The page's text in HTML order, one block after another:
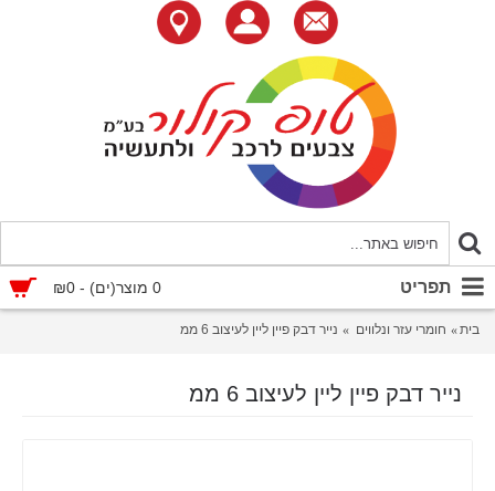
0 מוצר(ים) - ₪0 תפריט
בית חומרי עזר ונלווים נייר דבק פיין ליין לעיצוב 6 ממ
נייר דבק פיין ליין לעיצוב 6 ממ